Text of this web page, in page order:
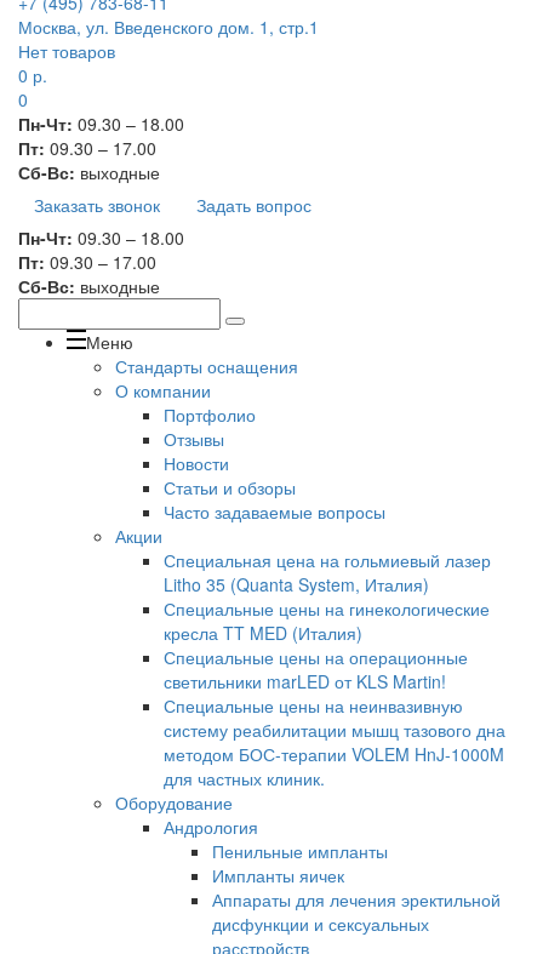
Москва, ул. Введенского дом. 1, стр.1
Нет товаров
0 р.
0
Пн-Чт: 09.30 – 18.00
Пт: 09.30 – 17.00
Сб-Вс: выходные
Заказать звонок
Задать вопрос
Пн-Чт: 09.30 – 18.00
Пт: 09.30 – 17.00
Сб-Вс: выходные
Меню
Стандарты оснащения
О компании
Портфолио
Отзывы
Новости
Статьи и обзоры
Часто задаваемые вопросы
Акции
Специальная цена на гольмиевый лазер
Litho 35 (Quanta System, Италия)
Специальные цены на гинекологические
кресла TT MED (Италия)
Специальные цены на операционные
светильники marLED от KLS Martin!
Специальные цены на неинвазивную
систему реабилитации мышц тазового дна
методом БОС-терапии VOLEM HnJ-1000M
для частных клиник.
Оборудование
Андрология
Пенильные импланты
Импланты яичек
Аппараты для лечения эректильной
дисфункции и сексуальных
расстройств